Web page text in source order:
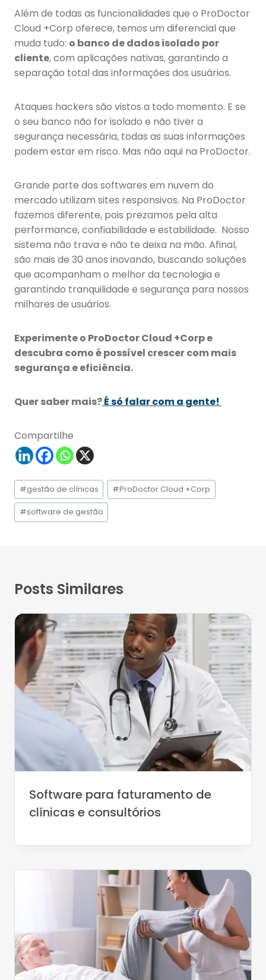
Além de todas as funcionalidades que o ProDoctor
Cloud +Corp oferece, temos um diferencial que
muda tudo: o banco de dados isolado por
cliente, com aplicações nativas, garantindo a
separação total das informações dos usuários.
Ataques hackers são vistos a todo momento. E se
o seu banco não for isolado e não tiver a
segurança necessária, todas as suas informações
podem estar em risco. Mas não aqui na ProDoctor.
Grande parte dos softwares em nuvem do
mercado utilizam sites responsivos. Na ProDoctor
fazemos diferente, pois prezamos pela alta
performance, confiabilidade e estabilidade. Nosso
sistema não trava e não te deixa na mão. Afinal,
são mais de 30 anos inovando, buscando soluções
que acompanham o melhor da tecnologia e
garantindo tranquilidade e segurança para nossos
milhares de usuários.
Experimente o ProDoctor Cloud +Corp e
descubra como é possível crescer com mais
segurança e eficiência.
Quer saber mais?É só falar com a gente!
Compartilhe
Tags
do
Post:
#gestão de clínicas #ProDoctor Cloud +Corp
#software de gestão
Posts Similares
Software para faturamento de
clínicas e consultórios